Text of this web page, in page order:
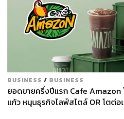
BUSINESS / BUSINESS
ยอดขายครึ่งปีแรก Cafe Amazon
แก้ว หนุนธุรกิจไลฟ์สไตล์ OR โตต่อ